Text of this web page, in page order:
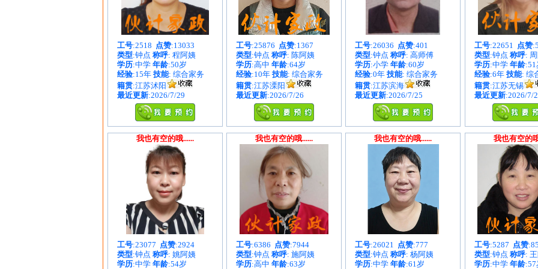
工号:2518 点赞:13033
类型:钟点 称呼: 程阿姨
学历:中学 年龄:50岁
经验:15年 技能: 综合家务
籍贯:江苏沭阳
最近更新:2026/7/29
工号:25876 点赞:1367
类型:钟点 称呼: 陈阿姨
学历:高中 年龄:64岁
经验:10年 技能: 综合家务
籍贯:江苏溧阳
最近更新:2026/7/26
工号:26036 点赞:401
类型:钟点 称呼: 高师傅
学历:小学 年龄:60岁
经验:0年 技能: 综合家务
籍贯:江苏滨海
最近更新:2026/7/25
工号:22651 点赞
类型:钟点 称呼:
学历:中学 年龄:51
经验:6年 技能: 综
籍贯:江苏无锡
最近更新:2026/7/
我也有空的哦......
工号:23077 点赞:2924
类型:钟点 称呼: 姚阿姨
学历:中学 年龄:54岁
我也有空的哦......
工号:6386 点赞:7944
类型:钟点 称呼: 施阿姨
学历:高中 年龄:63岁
我也有空的哦......
工号:26021 点赞:777
类型:钟点 称呼: 杨阿姨
学历:中学 年龄:61岁
我也有空的
工号:5287 点赞
类型:钟点 称呼:
学历:中学 年龄:57